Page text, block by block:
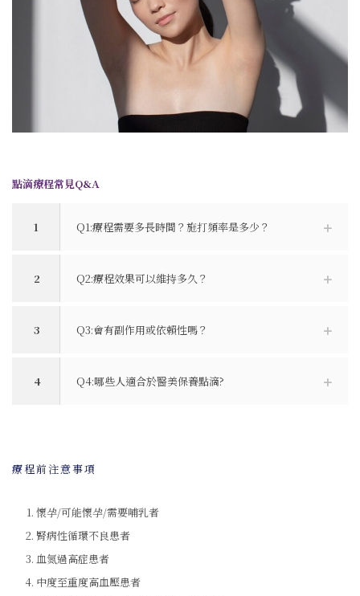
點滴療程常見Q&A
1 Q1:療程需要多長時間？施打頻率是多少？
2 Q2:療程效果可以維持多久？
3 Q3:會有副作用或依賴性嗎？
4 Q4:哪些人適合於醫美保養點滴?
療程前注意事項
懷孕/可能懷孕/需要哺乳者
腎病性循環不良患者
血氮過高症患者
中度至重度高血壓患者